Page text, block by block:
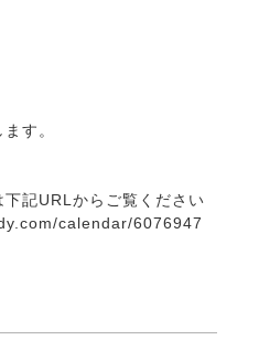
す。
記URLからご覧ください
calendar/6076947